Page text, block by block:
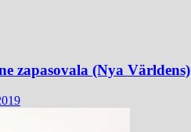
zapasovala (Nya Världens)